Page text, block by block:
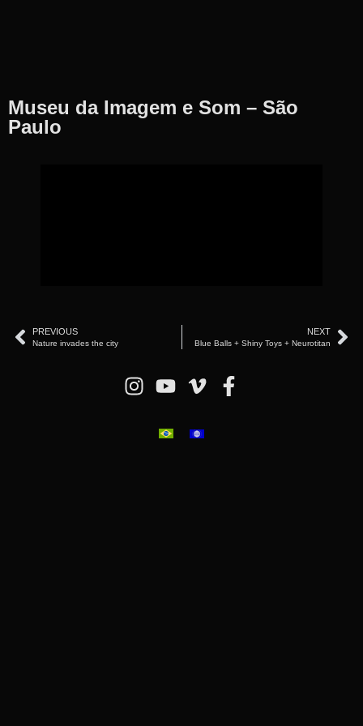
Museu da Imagem e Som – São
Paulo
PREVIOUS
Nature invades the city
NEXT
Blue Balls + Shiny Toys + Neurotitan